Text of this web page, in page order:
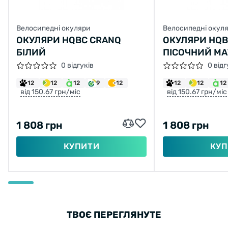
Велосипедні окуляри
ОКУЛЯРИ HQBC CRANQ
БІЛИЙ
0 відгуків
12 12 12 9 12
від 150.67 грн/міс
1 808 грн
КУПИТИ
Велосипедні
ОКУЛЯРИ
ПІСОЧНИЙ
0
12 12 12
від 150.67 грн/міс
1 808 грн
ТВОЄ ПЕРЕГЛЯНУТЕ